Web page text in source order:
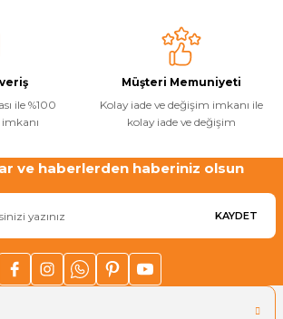
sitelerden daha pahalı.
farklı alternatifler olmalı.
Gönder
ile %100
Müşteri Memuniyeti
Kolay iade ve değişim imkanı ile
kolay iade ve değişim
ve haberlerden haberiniz olsun
KAYDET